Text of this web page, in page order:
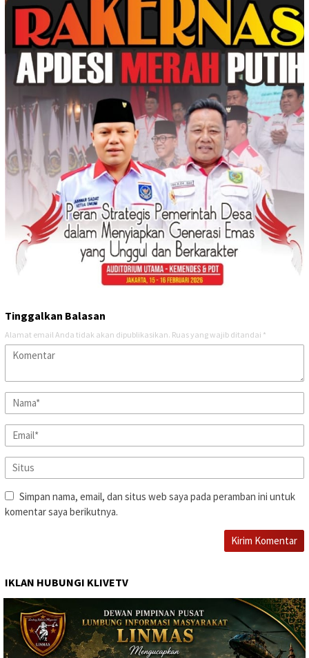
Tinggalkan Balasan
Alamat email Anda tidak akan dipublikasikan. Ruas yang wajib ditandai *
Simpan nama, email, dan situs web saya pada peramban ini untuk
komentar saya berikutnya.
IKLAN HUBUNGI KLIVETV